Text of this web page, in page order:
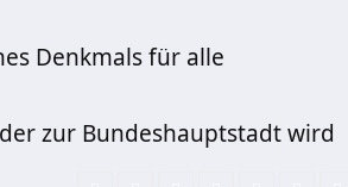
Denkmals für alle
zur Bundeshauptstadt wird